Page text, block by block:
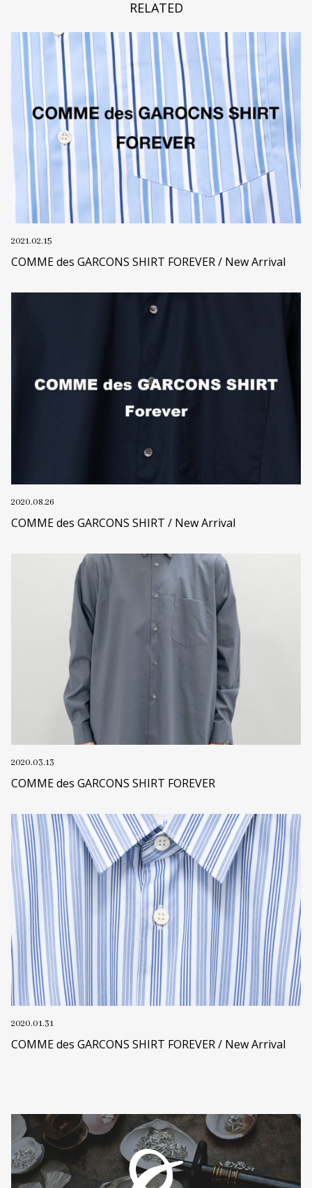
RELATED
2021.02.15
COMME des GARCONS SHIRT FOREVER / New Arrival
2020.08.26
COMME des GARCONS SHIRT / New Arrival
2020.03.13
COMME des GARCONS SHIRT FOREVER
2020.01.31
COMME des GARCONS SHIRT FOREVER / New Arrival